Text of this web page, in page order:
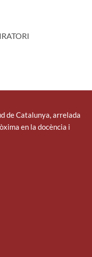
de Catalunya, arrelada
en la docència i